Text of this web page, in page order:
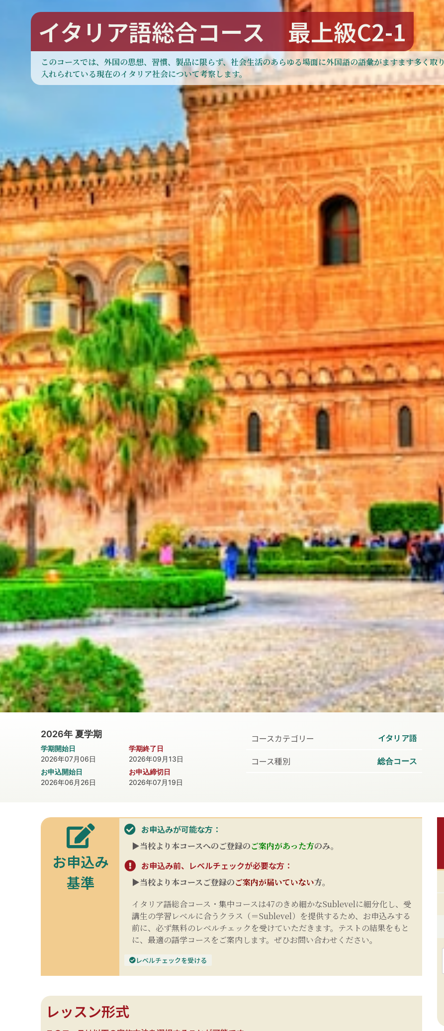
イタリア語総合コース 最上級C2-1
このコースでは、外国の思想、習慣、製品に限らず、社会生活のあらゆる場面に外国語の語彙がますます多く取り
入れられている現在のイタリア社会について考察します。
2026年 夏学期
学期開始日
2026年07月06日
学期終了日
2026年09月13日
お申込開始日
2026年06月26日
お申込締切日
2026年07月19日
コースカテゴリー
イタリア語
コース種別
総合コース
お申込み
基準
お申込みが可能な方：
▶当校より本コースへのご登録のご案内があった方のみ。
お申込み前、レベルチェックが必要な方：
▶当校より本コースご登録のご案内が届いていない方。
イタリア語総合コース・集中コースは47のきめ細かなSublevelに細分化し、受
講生の学習レベルに合うクラス（＝Sublevel）を提供するため、お申込みする
前に、必ず無料のレベルチェックを受けていただきます。 テストの結果をもと
に、最適の語学コースをご案内します。ぜひお問い合わせください。
レベルチェックを受ける
レッスン形式